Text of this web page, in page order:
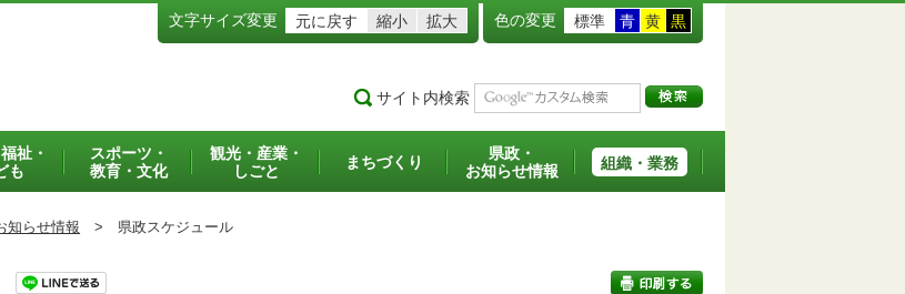
文字サイズ変更 元に戻す 縮小 拡大 色の変更 標準 青 黄 黒
サイト内検索
祉・
も
スポーツ・
教育・文化
観光・産業・
しごと
まちづくり
県政・
お知らせ情報
組織・業務
知らせ情報 > 県政スケジュール